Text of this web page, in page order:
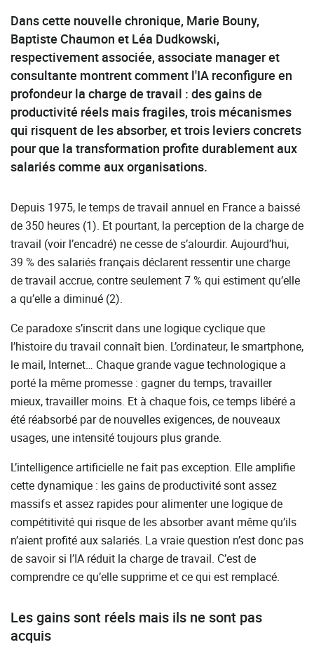
Dans cette nouvelle chronique, Marie Bouny,
Baptiste Chaumon et Léa Dudkowski,
respectivement associée, associate manager et
consultante montrent comment l'IA reconfigure en
profondeur la charge de travail : des gains de
productivité réels mais fragiles, trois mécanismes
qui risquent de les absorber, et trois leviers concrets
pour que la transformation profite durablement aux
salariés comme aux organisations.
Depuis 1975, le temps de travail annuel en France a baissé
de 350 heures (1). Et pourtant, la perception de la charge de
travail (voir l’encadré) ne cesse de s’alourdir. Aujourd’hui,
39 % des salariés français déclarent ressentir une charge
de travail accrue, contre seulement 7 % qui estiment qu’elle
a qu’elle a diminué (2).
Ce paradoxe s’inscrit dans une logique cyclique que
l’histoire du travail connaît bien. L’ordinateur, le smartphone,
le mail, Internet… Chaque grande vague technologique a
porté la même promesse : gagner du temps, travailler
mieux, travailler moins. Et à chaque fois, ce temps libéré a
été réabsorbé par de nouvelles exigences, de nouveaux
usages, une intensité toujours plus grande.
L’intelligence artificielle ne fait pas exception. Elle amplifie
cette dynamique : les gains de productivité sont assez
massifs et assez rapides pour alimenter une logique de
compétitivité qui risque de les absorber avant même qu’ils
n’aient profité aux salariés. La vraie question n’est donc pas
de savoir si l’IA réduit la charge de travail. C’est de
comprendre ce qu’elle supprime et ce qui est remplacé.
Les gains sont réels mais ils ne sont pas
acquis